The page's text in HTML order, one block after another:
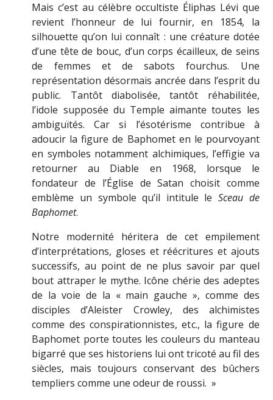
Mais c’est au célèbre occultiste Éliphas Lévi que
revient l’honneur de lui fournir, en 1854, la
silhouette qu’on lui connaît : une créature dotée
d’une tête de bouc, d’un corps écailleux, de seins
de femmes et de sabots fourchus. Une
représentation désormais ancrée dans l’esprit du
public. Tantôt diabolisée, tantôt réhabilitée,
l’idole supposée du Temple aimante toutes les
ambiguïtés.Car si l’ésotérisme contribue à
adoucir la figure de Baphomet en le pourvoyant
en symboles notamment alchimiques, l’effigie va
retourner au Diable en 1968, lorsque le
fondateur de l’Église de Satan choisit comme
emblème un symbole qu’il intitule le Sceau de
Baphomet.
Notre modernité héritera de cet empilement
d’interprétations, gloses et réécritures et ajouts
successifs, au point de ne plus savoir par quel
bout attraper le mythe. Icône chérie des adeptes
de la voie de la « main gauche », comme des
disciples d’Aleister Crowley, des alchimistes
comme des conspirationnistes, etc., la figure de
Baphomet porte toutes les couleurs du manteau
bigarré que ses historiens lui ont tricoté au fil des
siècles, mais toujours conservant des bûchers
templiers comme une odeur de roussi. »